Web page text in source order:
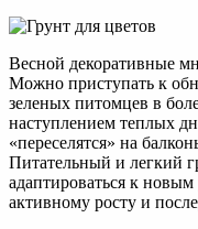
Весной декоративные
Можно приступать к
зеленых питомцев в
наступлением теплых
«переселятся» на
Питательный и легкий
адаптироваться к
активному росту и